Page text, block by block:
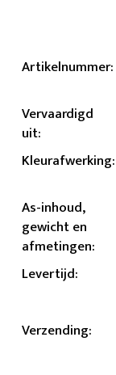
Artikelnummer:
Vervaardigd
uit:
Kleurafwerking:
As-inhoud,
gewicht en
afmetingen:
Levertijd:
Verzending: